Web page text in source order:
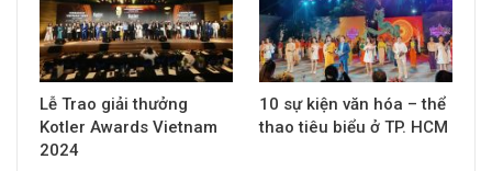
Lễ Trao giải thưởng
Kotler Awards Vietnam
2024
10 sự kiện văn hóa – thể
thao tiêu biểu ở TP. HCM